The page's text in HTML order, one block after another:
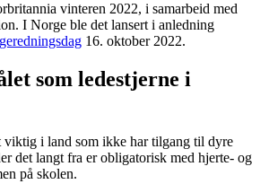
vinteren 2022, i samarbeid med
I Norge ble det lansert i anledning
16. oktober 2022.
som ledestjerne i
viktig i land som ikke har tilgang til dyre
det langt fra er obligatorisk med hjerte- og
på skolen.